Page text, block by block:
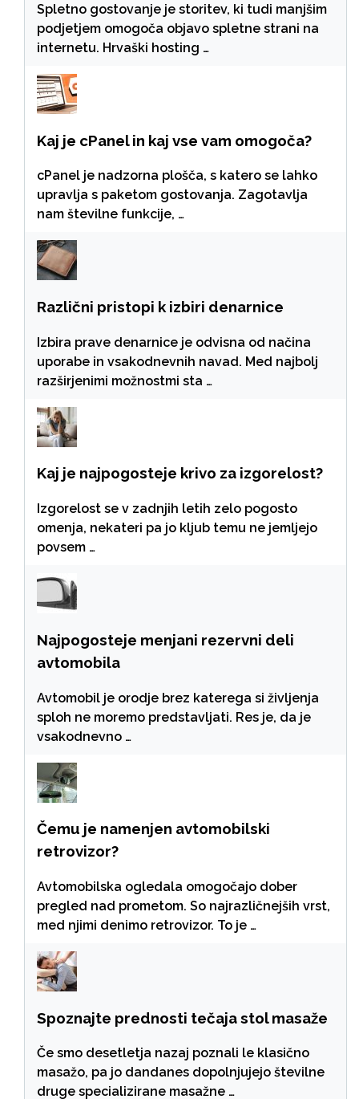
Spletno gostovanje je storitev, ki tudi manjšim
podjetjem omogoča objavo spletne strani na
internetu. Hrvaški hosting …
Kaj je cPanel in kaj vse vam omogoča?
cPanel je nadzorna plošča, s katero se lahko
upravlja s paketom gostovanja. Zagotavlja
nam številne funkcije, …
Različni pristopi k izbiri denarnice
Izbira prave denarnice je odvisna od načina
uporabe in vsakodnevnih navad. Med najbolj
razširjenimi možnostmi sta …
Kaj je najpogosteje krivo za izgorelost?
Izgorelost se v zadnjih letih zelo pogosto
omenja, nekateri pa jo kljub temu ne jemljejo
povsem …
Najpogosteje menjani rezervni deli
avtomobila
Avtomobil je orodje brez katerega si življenja
sploh ne moremo predstavljati. Res je, da je
vsakodnevno …
Čemu je namenjen avtomobilski
retrovizor?
Avtomobilska ogledala omogočajo dober
pregled nad prometom. So najrazličnejših vrst,
med njimi denimo retrovizor. To je …
Spoznajte prednosti tečaja stol masaže
Če smo desetletja nazaj poznali le klasično
masažo, pa jo dandanes dopolnjujejo številne
druge specializirane masažne …